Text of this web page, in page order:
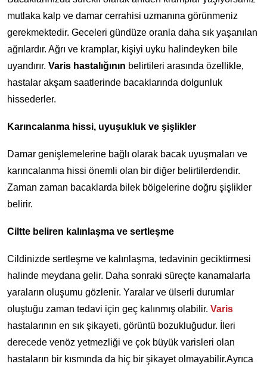
mutlaka kalp ve damar cerrahisi uzmanına görünmeniz
gerekmektedir. Geceleri gündüze oranla daha sık yaşanılan
ağrılardır. Ağrı ve kramplar, kişiyi uyku halindeyken bile
uyandırır. Varis hastalığının belirtileri arasında özellikle,
hastalar akşam saatlerinde bacaklarında dolgunluk
hissederler.
Karıncalanma hissi, uyuşukluk ve şişlikler
Damar genişlemelerine bağlı olarak bacak uyuşmaları ve
karıncalanma hissi önemli olan bir diğer belirtilerdendir.
Zaman zaman bacaklarda bilek bölgelerine doğru şişlikler
belirir.
Ciltte beliren kalınlaşma ve sertleşme
Cildinizde sertleşme ve kalınlaşma, tedavinin geciktirmesi
halinde meydana gelir. Daha sonraki süreçte kanamalarla
yaraların oluşumu gözlenir. Yaralar ve ülserli durumlar
oluştuğu zaman tedavi için geç kalınmış olabilir. Varis
hastalarının en sık şikayeti, görüntü bozukluğudur. İleri
derecede venöz yetmezliği ve çok büyük varisleri olan
hastaların bir kısmında da hiç bir şikayet olmayabilir.Ayrıca